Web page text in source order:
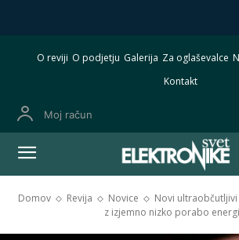
O reviji O podjetju Galerija Za oglaševalce
Kontakt
Moj račun
Domov Revija Novice
Novi
z izjemno nizko porabo